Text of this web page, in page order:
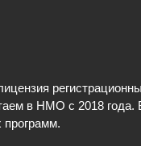
в НМО с 2018 года.
программ.